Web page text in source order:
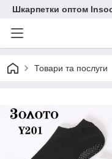
Шкарпетки оптом
Товари та послуги